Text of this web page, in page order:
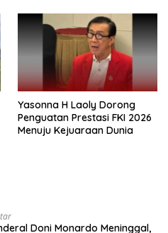
Yasonna H Laoly Dorong
Penguatan Prestasi FKI 2026
Menuju Kejuaraan Dunia
Doni Monardo Meninggal,